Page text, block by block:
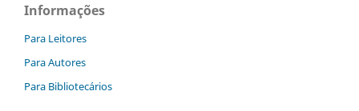
Informações
Para Leitores
Para Autores
Para Bibliotecários